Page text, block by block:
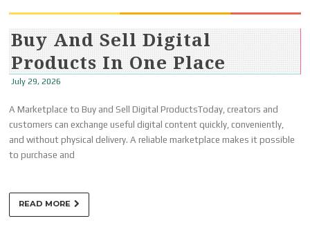
Buy And Sell Digital
Products In One Place
July 29, 2026
A Marketplace to Buy and Sell Digital ProductsToday, creators and
customers can exchange useful digital content quickly, conveniently,
and without physical delivery. A reliable marketplace makes it possible
to purchase and
READ MORE